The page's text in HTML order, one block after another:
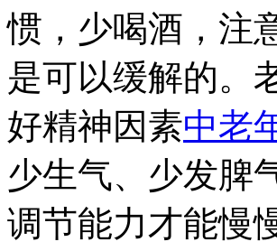
惯，少喝酒，注
是可以缓解的。
好精神因素中老
少生气、少发脾
调节能力才能慢